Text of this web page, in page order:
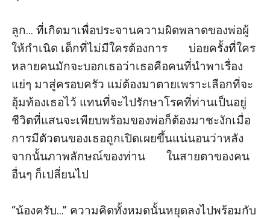
ลูก... ที่เกิดมาเพื่อประจานความผิดพลาดของพ่อผู้
ให้กำเนิด เด็กที่ไม่มีใครต้องการ       บ่อยครั้งที่ใคร
หลายคนมักจะบอกเธอว่าเธอคือคนที่นำพาเรื่อง
แย่ๆ มาสู่ครอบครัว แม่ต้องมาตายเพราะเลือกที่จะ
อุ้มท้องเธอไว้ แทนที่จะไปรักษาโรคที่ท่านเป็นอยู่
ชีวิตที่แสนจะเพียบพร้อมของพ่อก็ต้องมาชะงักเมื่อ
การมีตัวตนของเธอถูกเปิดเผยขึ้นแน่นอนว่าหลัง
จากนั้นภาพลักษณ์ของท่าน       ในสายตาของคน
อื่นๆ ก็เปลี่ยนไป
“น้องครับ...” ความคิดทั้งหมดนั้นหยุดลงไปพร้อมกับ